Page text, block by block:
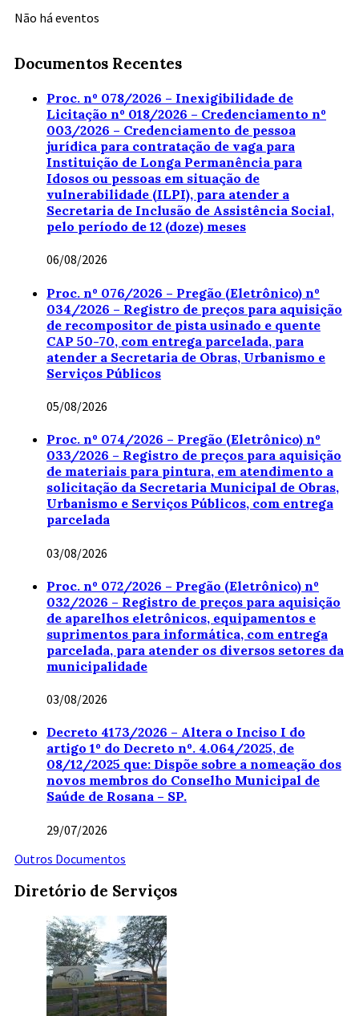
Não há eventos
Documentos Recentes
Proc. nº 078/2026 – Inexigibilidade de
Licitação nº 018/2026 – Credenciamento nº
003/2026 – Credenciamento de pessoa
jurídica para contratação de vaga para
Instituição de Longa Permanência para
Idosos ou pessoas em situação de
vulnerabilidade (ILPI), para atender a
Secretaria de Inclusão de Assistência Social,
pelo período de 12 (doze) meses
06/08/2026
Proc. nº 076/2026 – Pregão (Eletrônico) nº
034/2026 – Registro de preços para aquisição
de recompositor de pista usinado e quente
CAP 50-70, com entrega parcelada, para
atender a Secretaria de Obras, Urbanismo e
Serviços Públicos
05/08/2026
Proc. nº 074/2026 – Pregão (Eletrônico) nº
033/2026 – Registro de preços para aquisição
de materiais para pintura, em atendimento a
solicitação da Secretaria Municipal de Obras,
Urbanismo e Serviços Públicos, com entrega
parcelada
03/08/2026
Proc. nº 072/2026 – Pregão (Eletrônico) nº
032/2026 – Registro de preços para aquisição
de aparelhos eletrônicos, equipamentos e
suprimentos para informática, com entrega
parcelada, para atender os diversos setores da
municipalidade
03/08/2026
Decreto 4173/2026 – Altera o Inciso I do
artigo 1º do Decreto nº. 4.064/2025, de
08/12/2025 que: Dispõe sobre a nomeação dos
novos membros do Conselho Municipal de
Saúde de Rosana – SP.
29/07/2026
Outros Documentos
Diretório de Serviços